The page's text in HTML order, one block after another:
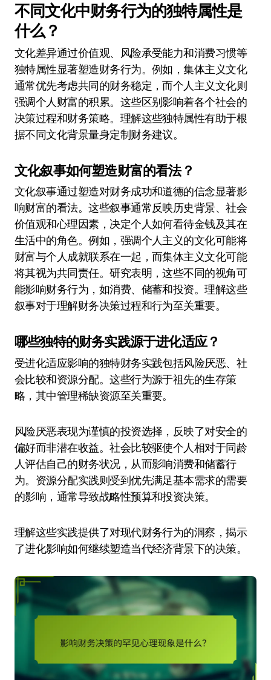
不同文化中财务行为的独特属性是
什么？
文化差异通过价值观、风险承受能力和消费习惯等
独特属性显著塑造财务行为。例如，集体主义文化
通常优先考虑共同的财务稳定，而个人主义文化则
强调个人财富的积累。这些区别影响着各个社会的
决策过程和财务策略。理解这些独特属性有助于根
据不同文化背景量身定制财务建议。
文化叙事如何塑造财富的看法？
文化叙事通过塑造对财务成功和道德的信念显著影
响财富的看法。这些叙事通常反映历史背景、社会
价值观和心理因素，决定个人如何看待金钱及其在
生活中的角色。例如，强调个人主义的文化可能将
财富与个人成就联系在一起，而集体主义文化可能
将其视为共同责任。研究表明，这些不同的视角可
能影响财务行为，如消费、储蓄和投资。理解这些
叙事对于理解财务决策过程和行为至关重要。
哪些独特的财务实践源于进化适应？
受进化适应影响的独特财务实践包括风险厌恶、社
会比较和资源分配。这些行为源于祖先的生存策
略，其中管理稀缺资源至关重要。
风险厌恶表现为谨慎的投资选择，反映了对安全的
偏好而非潜在收益。社会比较驱使个人相对于同龄
人评估自己的财务状况，从而影响消费和储蓄行
为。资源分配实践则受到优先满足基本需求的需要
的影响，通常导致战略性预算和投资决策。
理解这些实践提供了对现代财务行为的洞察，揭示
了进化影响如何继续塑造当代经济背景下的决策。